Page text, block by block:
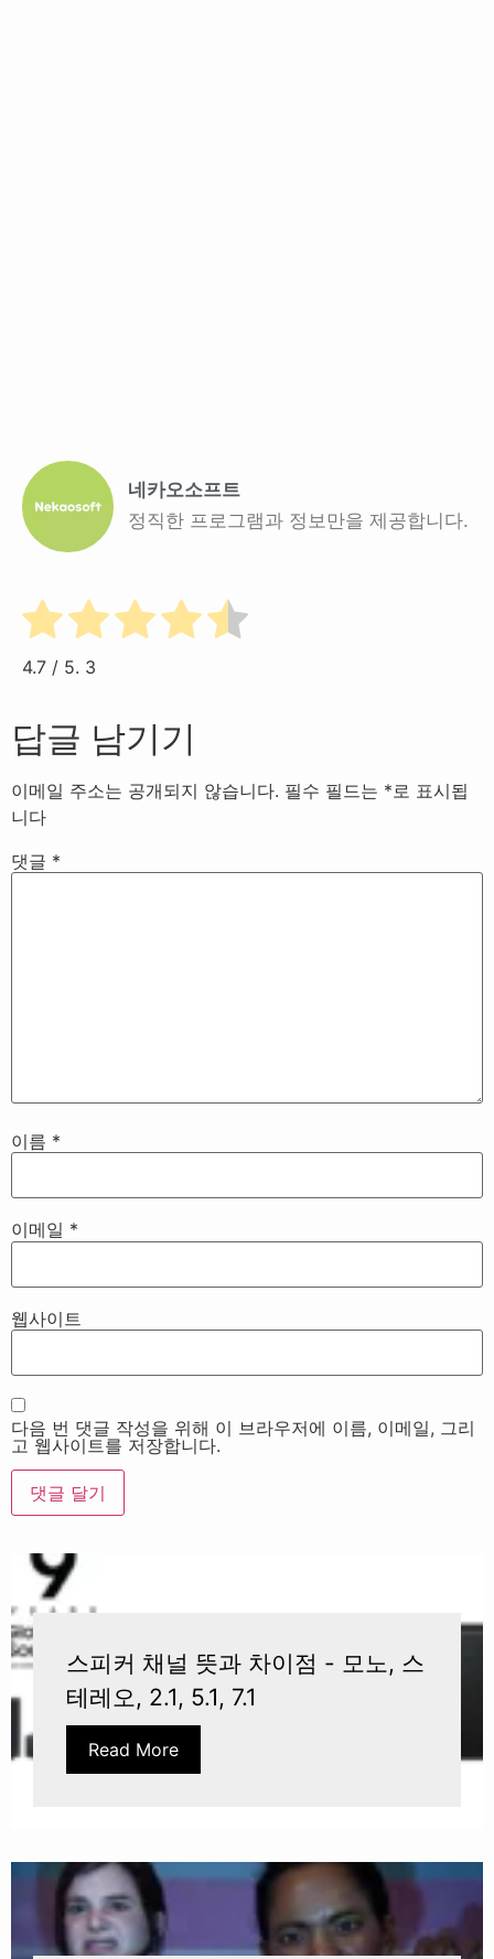
네카오소프트
정직한 프로그램과 정보만을 제공합니다.
4.7 / 5. 3
답글 남기기
이메일 주소는 공개되지 않습니다. 필수 필드는 * 로 표시됩
니다
댓글 *
이름 *
이메일 *
웹사이트
다음 번 댓글 작성을 위해 이 브라우저에 이름, 이메일, 그리
고 웹사이트를 저장합니다.
스피커 채널 뜻과 차이점 - 모노, 스
테레오, 2.1, 5.1, 7.1
Read More